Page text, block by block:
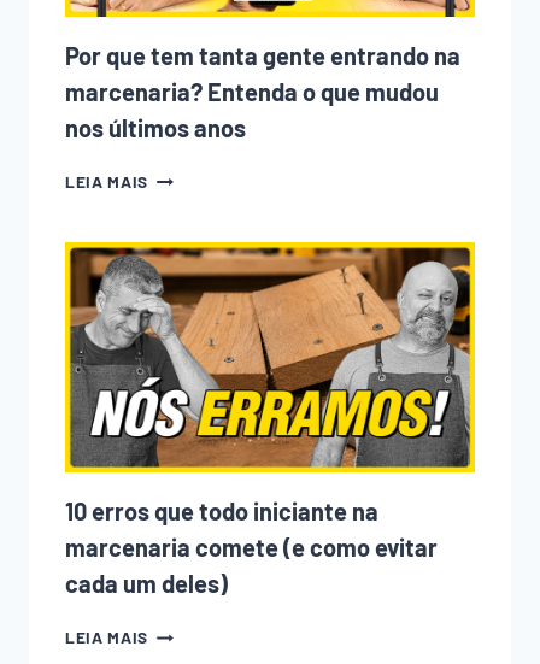
Por que tem tanta gente entrando na
marcenaria? Entenda o que mudou
nos últimos anos
LEIA MAIS POR
TANTA
GENTE
ENTRANDO
NA
MARCENARIA?
ENTENDA
O
QUE
MUDOU
NOS
ÚLTIMOS
10 erros que todo iniciante na
marcenaria comete (e como evitar
cada um deles)
LEIA MAIS 10